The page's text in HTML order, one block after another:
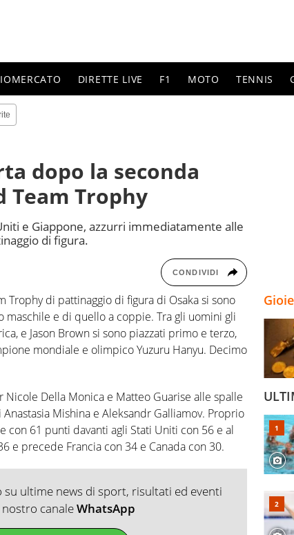
DIRETTE LIVE F1 MOTO TENNIS
dopo la seconda
Team Trophy
e Giappone, azzurri immediatamente alle
di figura.
CONDIVIDI
Trophy di pattinaggio di figura di Osaka si sono
maschile e di quello a coppie. Tra gli uomini gli
e Jason Brown si sono piazzati primo e terzo,
mondiale e olimpico Yuzuru Hanyu. Decimo
Della Monica e Matteo Guarise alle spalle
Mishina e Aleksandr Galliamov. Proprio
con 61 punti davanti agli Stati Uniti con 56 e al
e precede Francia con 34 e Canada con 30.
ultime news di sport, risultati ed eventi
nostro canaleWhatsApp